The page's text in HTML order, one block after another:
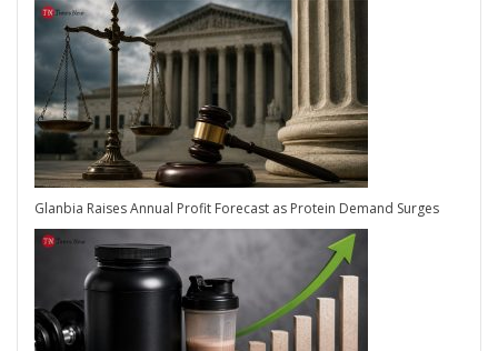
Glanbia Raises Annual Profit Forecast as Protein Demand Surges